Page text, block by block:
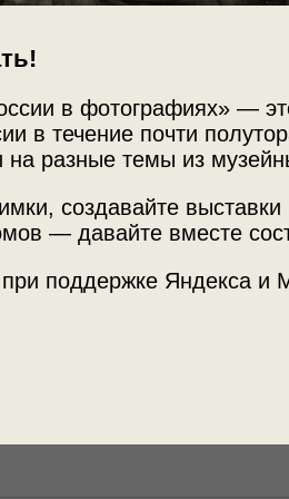
в фотографиях» —
в течение почти
на разные темы из
создавайте
— давайте вместе
поддержке Яндекса и
- Михаил Филиппович Блинов.
гармонь!»